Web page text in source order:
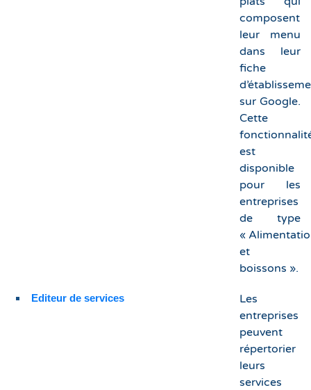
composent
leur menu
dans leur
fiche
sur Google.
Cette
est
disponible
pour les
entreprises
de type
«
et
boissons ».
Editeur de services
Les
entreprises
peuvent
répertorier
leurs
services